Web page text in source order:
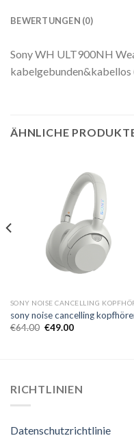
BEWERTUNGEN (0)
Sony WH ULT900NH
ÄHNLICHE
sony noise cancelling
€64.00 €49.00
RICHTLINIEN
Datenschutzrichtlinie